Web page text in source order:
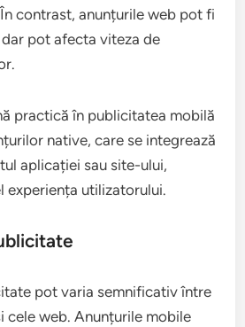
contrast, anunțurile web pot fi
pot afecta viteza de
practică în publicitatea mobilă
native, care se integrează
aplicației sau site-ului,
experiența utilizatorului.
pot varia semnificativ între
cele web. Anunțurile mobile